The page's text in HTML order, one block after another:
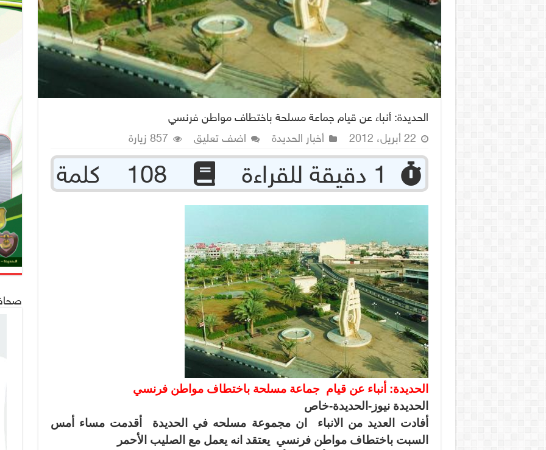
الحديدة: أنباء عن قيام جماعة مسلحة باختطاف مواطن فرنسي
22 أبريل، 2012
أخبار الحديدة اضف تعليق 857 زيارة
الحديدة: أنباء عن قيام جماعة مسلحة باختطاف مواطن فرنسي
الحديدة نيوز-الحديدة-خاص
أفادت العديد من الانباء ان مجموعة مسلحه في الحديدة
أقدمت مساء أمس
السبت باختطاف مواطن فرنسي يعتقد انه يعمل مع الصليب الأحمر
صحافة